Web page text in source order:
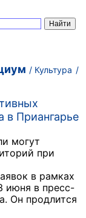
Культура
в Приангарье
могут
при
в рамках
июня в пресс-
Он продлится